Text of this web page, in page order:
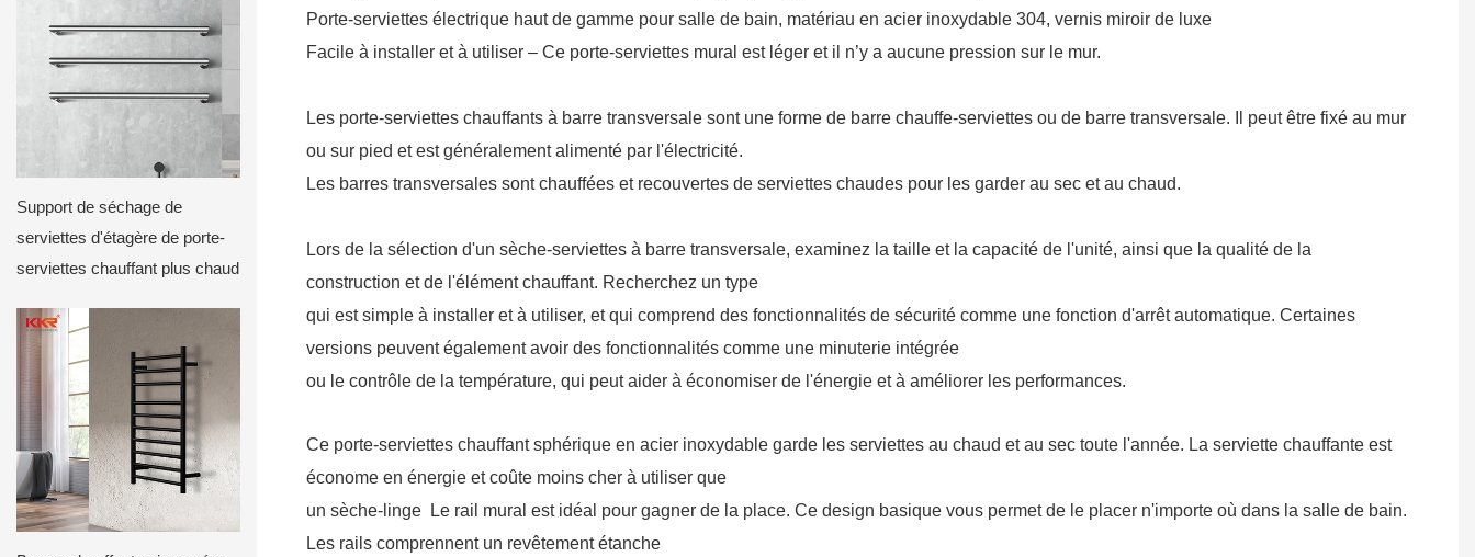
Support de séchage de
serviettes d'étagère de porte-
serviettes chauffant plus chaud
Porte-serviettes électrique haut de gamme pour salle de bain, matériau en acier inoxydable 304, vernis miroir de luxe
Facile à installer et à utiliser – Ce porte-serviettes mural est léger et il n’y a aucune pression sur le mur.
Les porte-serviettes chauffants à barre transversale sont une forme de barre chauffe-serviettes ou de barre transversale. Il peut être fixé au mur
ou sur pied et est généralement alimenté par l'électricité.
Les barres transversales sont chauffées et recouvertes de serviettes chaudes pour les garder au sec et au chaud.
Lors de la sélection d'un sèche-serviettes à barre transversale, examinez la taille et la capacité de l'unité, ainsi que la qualité de la
construction et de l'élément chauffant. Recherchez un type
qui est simple à installer et à utiliser, et qui comprend des fonctionnalités de sécurité comme une fonction d'arrêt automatique. Certaines
versions peuvent également avoir des fonctionnalités comme une minuterie intégrée
ou le contrôle de la température, qui peut aider à économiser de l'énergie et à améliorer les performances.
Ce porte-serviettes chauffant sphérique en acier inoxydable garde les serviettes au chaud et au sec toute l'année. La serviette chauffante est
économe en énergie et coûte moins cher à utiliser que
un sèche-linge
Le rail mural est idéal pour gagner de la place. Ce design basique vous permet de le placer n'importe où dans la salle de bain.
Les rails comprennent un revêtement étanche